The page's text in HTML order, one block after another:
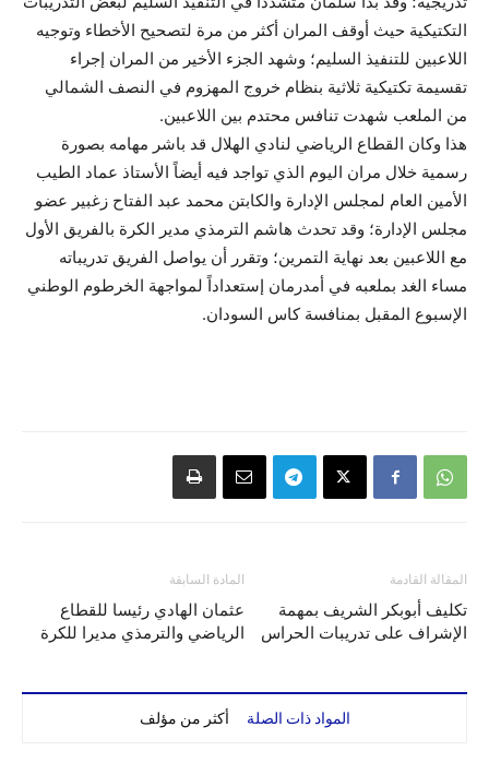
التكتيكية حيث أوقف المران أكثر من مرة لتصحيح الأخطاء وتوجيه
اللاعبين للتنفيذ السليم؛ وشهد الجزء الأخير من المران إجراء
تقسيمة تكتيكية ثلاثية بنظام خروج المهزوم في النصف الشمالي
من الملعب شهدت تنافس محتدم بين اللاعبين.
هذا وكان القطاع الرياضي لنادي الهلال قد باشر مهامه بصورة
رسمية خلال مران اليوم الذي تواجد فيه أيضاً الأستاذ عماد الطيب
الأمين العام لمجلس الإدارة والكابتن محمد عبد الفتاح زغبير عضو
مجلس الإدارة؛ وقد تحدث هاشم الترمذي مدير الكرة بالفريق الأول
مع اللاعبين بعد نهاية التمرين؛ وتقرر أن يواصل الفريق تدريباته
مساء الغد بملعبه في أمدرمان إستعداداً لمواجهة الخرطوم الوطني
الإسبوع المقبل بمنافسة كاس السودان.
المادة السابقة
عثمان الهادي رئيسا للقطاع
الرياضي والترمذي مديرا للكرة
المقالة القادمة
تكليف أبوبكر الشريف بمهمة
الإشراف على تدريبات الحراس
المواد ذات الصلة أكثر من مؤلف